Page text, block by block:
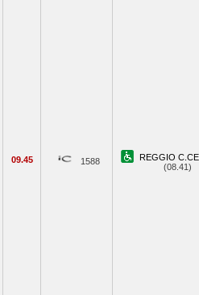
09.45 1588
REGGIO
(08.41)